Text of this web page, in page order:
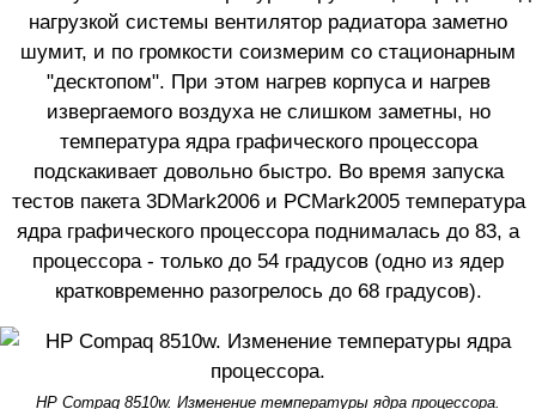
нагрузкой системы вентилятор радиатора заметно
шумит, и по громкости соизмерим со стационарным
"десктопом". При этом нагрев корпуса и нагрев
извергаемого воздуха не слишком заметны, но
температура ядра графического процессора
подскакивает довольно быстро. Во время запуска
тестов пакета 3DMark2006 и PCMark2005 температура
ядра графического процессора поднималась до 83, а
процессора - только до 54 градусов (одно из ядер
кратковременно разогрелось до 68 градусов).
HP Compaq 8510w. Изменение температуры ядра процессора.